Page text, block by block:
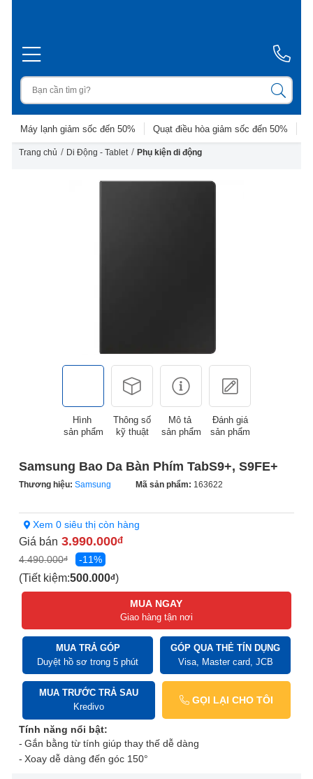
Máy lạnh giảm sốc đến 50% Quạt điều hòa giảm sốc đến 50%
Trang chủ / Di Động - Tablet / Phụ kiện di động
Hình
sản phẩm
Thông số
kỹ thuật
Mô tả
sản phẩm
Đánh giá
sản phẩm
Samsung Bao Da Bàn Phím TabS9+, S9FE+
Thương hiệu: Samsung Mã sản phẩm: 163622
Xem 0 siêu thị còn hàng
Giá bán 3.990.000đ
4.490.000đ -11%
(Tiết kiệm:500.000đ)
MUA NGAY
Giao hàng tận nơi
MUA TRẢ GÓP
Duyệt hồ sơ trong 5 phút
GÓP QUA THẺ TÍN DỤNG
Visa, Master card, JCB
MUA TRƯỚC TRẢ SAU
Kredivo
GỌI LẠI CHO TÔI
Tính năng nổi bật:
Gắn bằng từ tính giúp thay thế dễ dàng
Xoay dễ dàng đến góc 150°